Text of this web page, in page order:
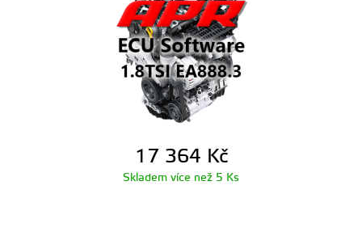
17 364 Kč
Skladem více než 5 Ks